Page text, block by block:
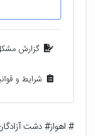
گزارش
شرایط و
# اهواز# دشت